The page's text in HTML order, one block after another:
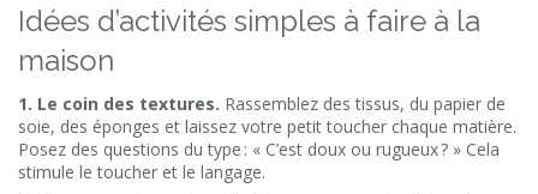
Idées d’activités simples à faire à la
maison
1. Le coin des textures. Rassemblez des tissus, du papier de
soie, des éponges et laissez votre petit toucher chaque matière.
Posez des questions du type : « C’est doux ou rugueux ? » Cela
stimule le toucher et le langage.